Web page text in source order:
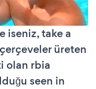
iseniz, take a
üreten
olan rbia
seen in